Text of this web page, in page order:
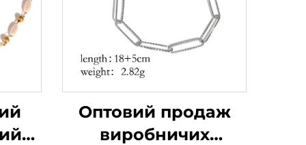
Оптовий продаж
виробничих